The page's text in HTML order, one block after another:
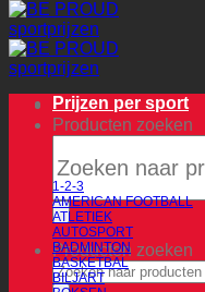
Producten zoeken
Producten zoeken
Prijzen per sport
1-2-3
AMERICAN FOOTBALL
ATLETIEK
AUTOSPORT
BADMINTON
BASKETBAL
BILJART